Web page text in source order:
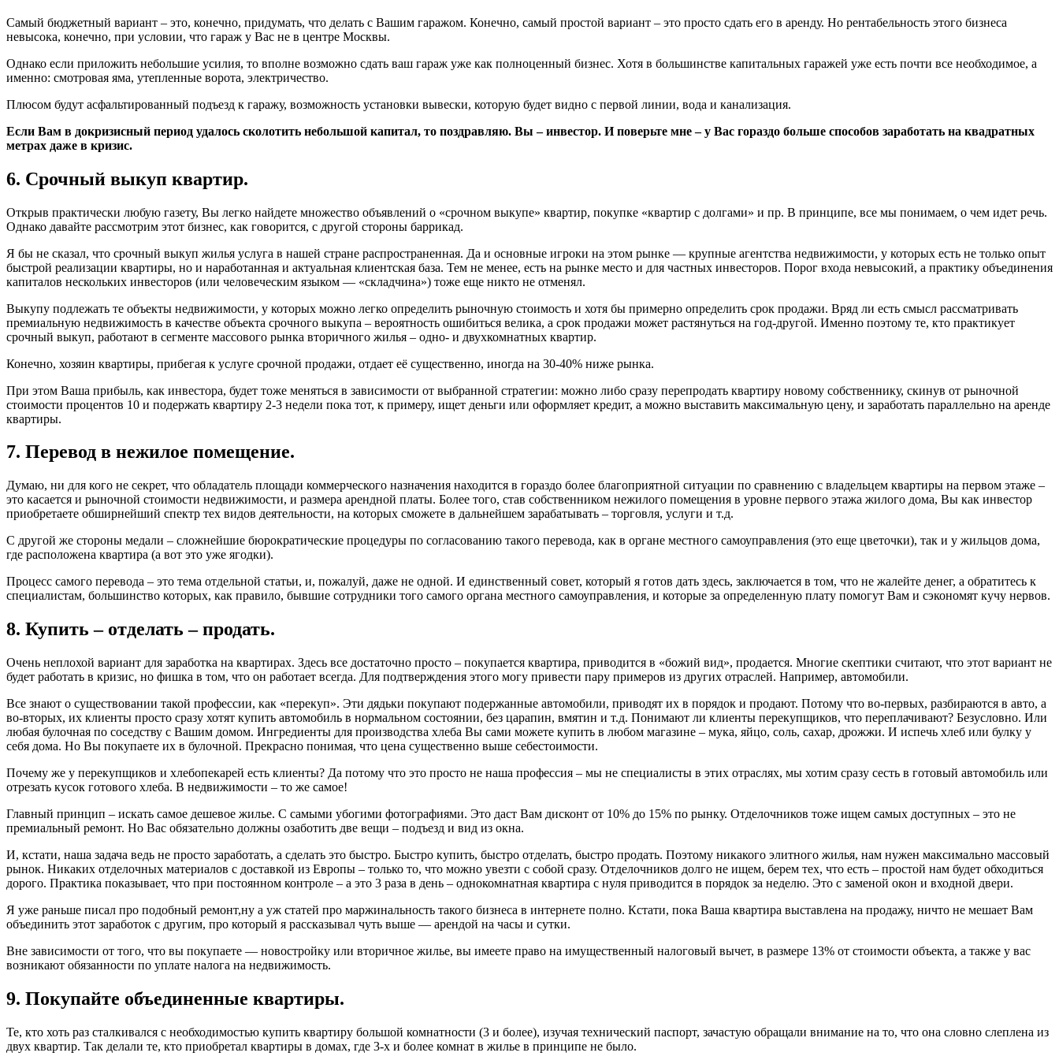
Самый бюджетный вариант – это, конечно, придумать, что делать с Вашим гаражом. Конечно, самый простой вариант – это просто сдать его в аренду. Но рентабельность этого бизнеса
невысока, конечно, при условии, что гараж у Вас не в центре Москвы.
Однако если приложить небольшие усилия, то вполне возможно сдать ваш гараж уже как полноценный бизнес. Хотя в большинстве капитальных гаражей уже есть почти все необходимое, а
именно: смотровая яма, утепленные ворота, электричество.
Плюсом будут асфальтированный подъезд к гаражу, возможность установки вывески, которую будет видно с первой линии, вода и канализация.
Если Вам в докризисный период удалось сколотить небольшой капитал, то поздравляю. Вы – инвестор. И поверьте мне – у Вас гораздо больше способов заработать на квадратных
метрах даже в кризис.
6. Срочный выкуп квартир.
Открыв практически любую газету, Вы легко найдете множество объявлений о «срочном выкупе» квартир, покупке «квартир с долгами» и пр. В принципе, все мы понимаем, о чем идет речь.
Однако давайте рассмотрим этот бизнес, как говорится, с другой стороны баррикад.
Я бы не сказал, что срочный выкуп жилья услуга в нашей стране распространенная. Да и основные игроки на этом рынке — крупные агентства недвижимости, у которых есть не только опыт
быстрой реализации квартиры, но и наработанная и актуальная клиентская база. Тем не менее, есть на рынке место и для частных инвесторов. Порог входа невысокий, а практику объединения
капиталов нескольких инвесторов (или человеческим языком — «складчина») тоже еще никто не отменял.
Выкупу подлежать те объекты недвижимости, у которых можно легко определить рыночную стоимость и хотя бы примерно определить срок продажи. Вряд ли есть смысл рассматривать
премиальную недвижимость в качестве объекта срочного выкупа – вероятность ошибиться велика, а срок продажи может растянуться на год-другой. Именно поэтому те, кто практикует
срочный выкуп, работают в сегменте массового рынка вторичного жилья – одно- и двухкомнатных квартир.
Конечно, хозяин квартиры, прибегая к услуге срочной продажи, отдает её существенно, иногда на 30-40% ниже рынка.
При этом Ваша прибыль, как инвестора, будет тоже меняться в зависимости от выбранной стратегии: можно либо сразу перепродать квартиру новому собственнику, скинув от рыночной
стоимости процентов 10 и подержать квартиру 2-3 недели пока тот, к примеру, ищет деньги или оформляет кредит, а можно выставить максимальную цену, и заработать параллельно на аренде
квартиры.
7. Перевод в нежилое помещение.
Думаю, ни для кого не секрет, что обладатель площади коммерческого назначения находится в гораздо более благоприятной ситуации по сравнению с владельцем квартиры на первом этаже –
это касается и рыночной стоимости недвижимости, и размера арендной платы. Более того, став собственником нежилого помещения в уровне первого этажа жилого дома, Вы как инвестор
приобретаете обширнейший спектр тех видов деятельности, на которых сможете в дальнейшем зарабатывать – торговля, услуги и т.д.
С другой же стороны медали – сложнейшие бюрократические процедуры по согласованию такого перевода, как в органе местного самоуправления (это еще цветочки), так и у жильцов дома,
где расположена квартира (а вот это уже ягодки).
Процесс самого перевода – это тема отдельной статьи, и, пожалуй, даже не одной. И единственный совет, который я готов дать здесь, заключается в том, что не жалейте денег, а обратитесь к
специалистам, большинство которых, как правило, бывшие сотрудники того самого органа местного самоуправления, и которые за определенную плату помогут Вам и сэкономят кучу нервов.
8. Купить – отделать – продать.
Очень неплохой вариант для заработка на квартирах. Здесь все достаточно просто – покупается квартира, приводится в «божий вид», продается. Многие скептики считают, что этот вариант не
будет работать в кризис, но фишка в том, что он работает всегда. Для подтверждения этого могу привести пару примеров из других отраслей. Например, автомобили.
Все знают о существовании такой профессии, как «перекуп». Эти дядьки покупают подержанные автомобили, приводят их в порядок и продают. Потому что во-первых, разбираются в авто, а
во-вторых, их клиенты просто сразу хотят купить автомобиль в нормальном состоянии, без царапин, вмятин и т.д. Понимают ли клиенты перекупщиков, что переплачивают? Безусловно. Или
любая булочная по соседству с Вашим домом. Ингредиенты для производства хлеба Вы сами можете купить в любом магазине – мука, яйцо, соль, сахар, дрожжи. И испечь хлеб или булку у
себя дома. Но Вы покупаете их в булочной. Прекрасно понимая, что цена существенно выше себестоимости.
Почему же у перекупщиков и хлебопекарей есть клиенты? Да потому что это просто не наша профессия – мы не специалисты в этих отраслях, мы хотим сразу сесть в готовый автомобиль или
отрезать кусок готового хлеба. В недвижимости – то же самое!
Главный принцип – искать самое дешевое жилье. С самыми убогими фотографиями. Это даст Вам дисконт от 10% до 15% по рынку. Отделочников тоже ищем самых доступных – это не
премиальный ремонт. Но Вас обязательно должны озаботить две вещи – подъезд и вид из окна.
И, кстати, наша задача ведь не просто заработать, а сделать это быстро. Быстро купить, быстро отделать, быстро продать. Поэтому никакого элитного жилья, нам нужен максимально массовый
рынок. Никаких отделочных материалов с доставкой из Европы – только то, что можно увезти с собой сразу. Отделочников долго не ищем, берем тех, что есть – простой нам будет обходиться
дорого. Практика показывает, что при постоянном контроле – а это 3 раза в день – однокомнатная квартира с нуля приводится в порядок за неделю. Это с заменой окон и входной двери.
Я уже раньше писал про подобный ремонт,ну а уж статей про маржинальность такого бизнеса в интернете полно. Кстати, пока Ваша квартира выставлена на продажу, ничто не мешает Вам
объединить этот заработок с другим, про который я рассказывал чуть выше — арендой на часы и сутки.
Вне зависимости от того, что вы покупаете — новостройку или вторичное жилье, вы имеете право на имущественный налоговый вычет, в размере 13% от стоимости объекта, а также у вас
возникают обязанности по уплате налога на недвижимость.
9. Покупайте объединенные квартиры.
Те, кто хоть раз сталкивался с необходимостью купить квартиру большой комнатности (3 и более), изучая технический паспорт, зачастую обращали внимание на то, что она словно слеплена из
двух квартир. Так делали те, кто приобретал квартиры в домах, где 3-х и более комнат в жилье в принципе не было.